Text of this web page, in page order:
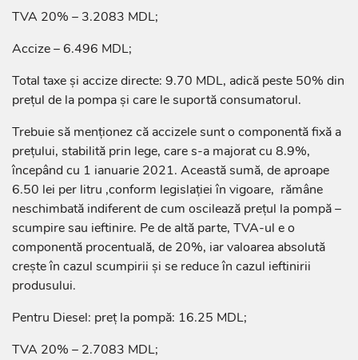
TVA 20% – 3.2083 MDL;
Accize – 6.496 MDL;
Total taxe și accize directe: 9.70 MDL, adică peste 50% din
prețul de la pompa și care le suportă consumatorul.
Trebuie să menționez că accizele sunt o componentă fixă a
prețului, stabilită prin lege, care s-a majorat cu 8.9%,
începând cu 1 ianuarie 2021. Această sumă, de aproape
6.50 lei per litru ,conform legislației în vigoare, rămâne
neschimbată indiferent de cum oscilează prețul la pompă –
scumpire sau ieftinire. Pe de altă parte, TVA-ul e o
componentă procentuală, de 20%, iar valoarea absolută
crește în cazul scumpirii și se reduce în cazul ieftinirii
produsului.
Pentru Diesel: preț la pompă: 16.25 MDL;
TVA 20% – 2.7083 MDL;